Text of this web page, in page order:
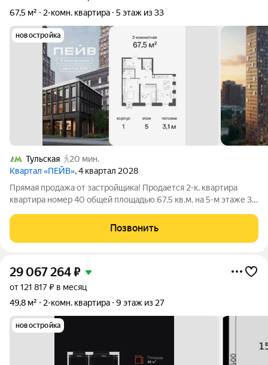
67,5 м²
2-комн. квартира 5 этаж из 33
новостройка
Тульская
20 мин.
Квартал «ПЕЙВ», 4 квартал 2028
Прямая продажа от застройщика! Продается 2-к. квартира
квартира номер 40 общей площадью 67.5 кв.м. на 5-м этаже 33
девелопера FORMA. Метро Павелецкая в пешей доступности,
удобные выезды на
Позвонить
29 067 264₽
от 121 817 ₽ в месяц
49,8 м²
2-комн. квартира 9 этаж из 27
новостройка